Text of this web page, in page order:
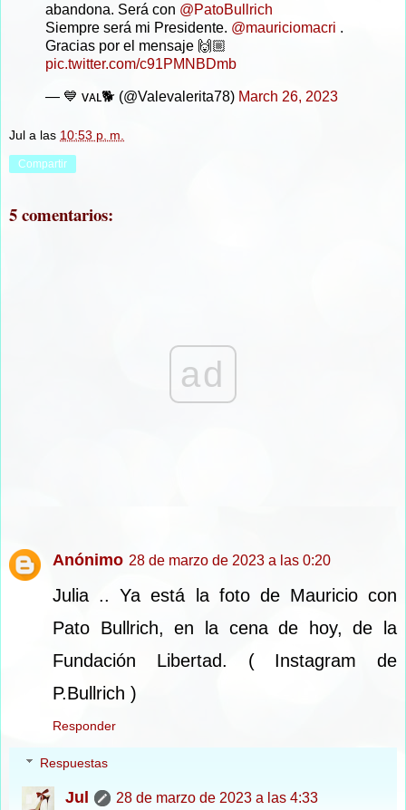
abandona. Será con @PatoBullrich
Siempre será mi Presidente. @mauriciomacri .
Gracias por el mensaje 🙌🏼
pic.twitter.com/c91PMNBDmb
— 💙 ᴠᴀʟ🐕 (@Valevalerita78) March 26, 2023
Jul a las 10:53 p. m.
Compartir
5 comentarios:
ad
Anónimo 28 de marzo de 2023 a las 0:20
Julia .. Ya está la foto de Mauricio con
Pato Bullrich, en la cena de hoy, de la
Fundación Libertad. ( Instagram de
P.Bullrich )
Responder
Respuestas
Jul 28 de marzo de 2023 a las 4:33